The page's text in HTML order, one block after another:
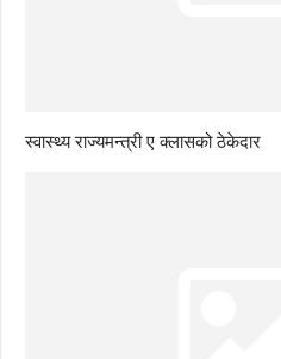
स्वास्थ्य राज्यमन्त्री ए क्लासको ठेकेदार